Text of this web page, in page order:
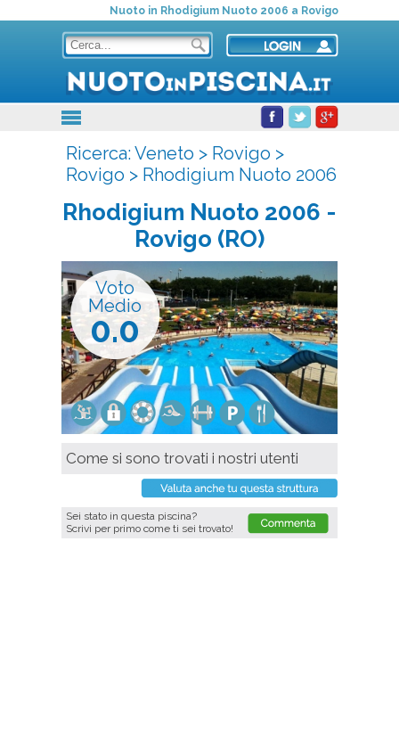
Nuoto in Rhodigium Nuoto 2006 a Rovigo
Ricerca:Veneto > Rovigo >
Rovigo > Rhodigium Nuoto 2006
Rhodigium Nuoto 2006 -
Rovigo (RO)
Voto
Medio
0.0
Come si sono trovati i nostri utenti
Sei stato in questa piscina?
Scrivi per primo come ti sei trovato!